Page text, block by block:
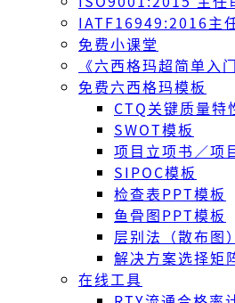
IATF16949:2016主
免费小课堂
《六西格玛超简单入
免费六西格玛模板
CTQ关键质量特
SWOT模板
项目立项书／项
SIPOC模板
检查表PPT模板
鱼骨图PPT模板
层别法（散布图
解决方案选择矩
在线工具